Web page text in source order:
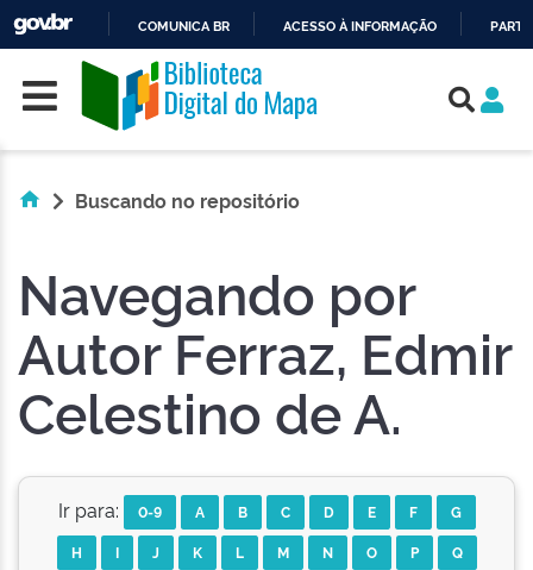
O
CONTEÚDO
COMUNICA BR ACESSO À INFORMAÇÃO
Skip navigation
Buscando no repositório
Navegando por
Autor Ferraz, Edmir
Celestino de A.
Ir para: 0-9 A B C D E F
G
H
I J K L M N O P
Q